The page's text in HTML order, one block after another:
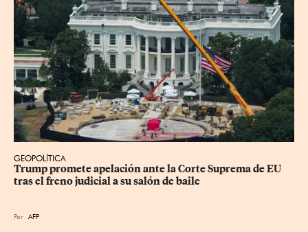
GEOPOLÍTICA
Trump promete apelación ante la Corte Suprema de EU
tras el freno judicial a su salón de baile
Por AFP